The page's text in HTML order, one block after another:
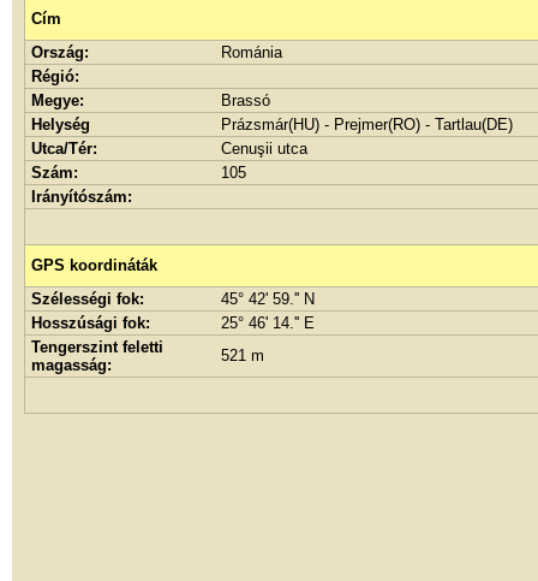
Cím
Ország:
Románia
Régió:
Megye:
Brassó
Helység
Prázsmár(HU) - Prejmer(RO) - Tartlau(DE)
Utca/Tér:
Cenuşii utca
Szám:
105
Irányítószám:
GPS koordináták
Szélességi fok:
45° 42' 59.'' N
Hosszúsági fok:
25° 46' 14.'' E
Tengerszint feletti
magasság:
521 m